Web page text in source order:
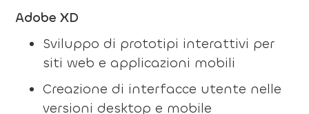
Adobe XD
Sviluppo di prototipi interattivi per
siti web e applicazioni mobili
Creazione di interfacce utente nelle
versioni desktop e mobile